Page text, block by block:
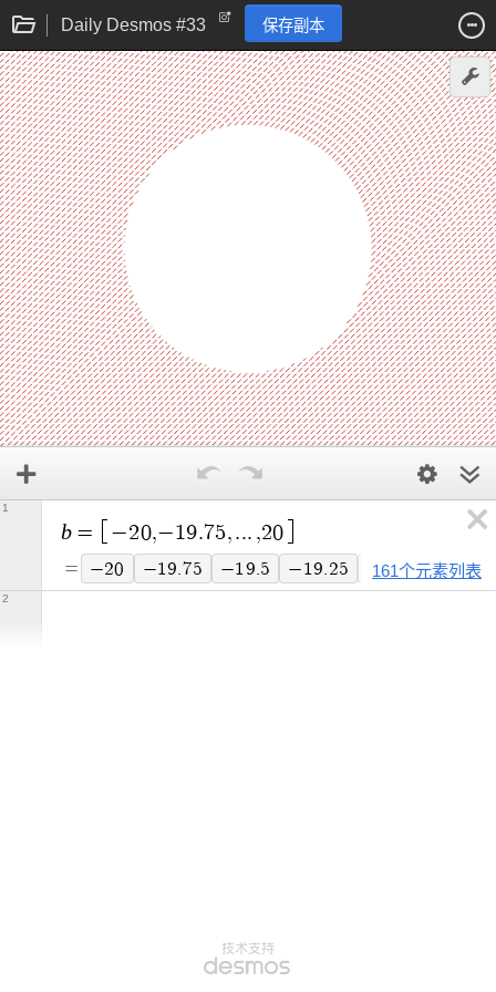
Daily Desmos #33 保存副本
b = −20,−19.75, ... ,20
= −20 −19.75 −19.5 −19.25 −19 −18.75
161个元素列表
1
2
技术支持